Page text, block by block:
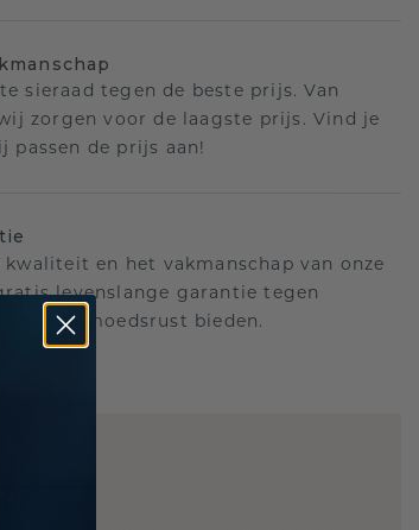
sieraad tegen de beste prijs. Van
zorgen voor de laagste prijs. Vind je
passen de prijs aan!
en het vakmanschap van onze
levenslange garantie tegen
altijd gemoedsrust bieden.